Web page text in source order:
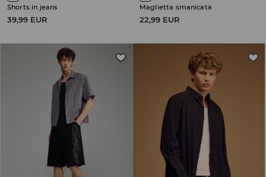
Shorts in jeans
39,99 EUR
Maglietta smanicata
22,99 EUR